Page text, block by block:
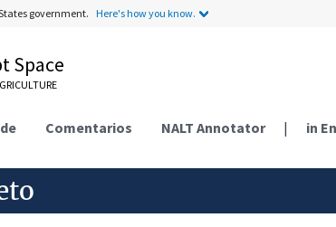
government. Here's how you know.
Space
Comentarios NALT Annotator | in